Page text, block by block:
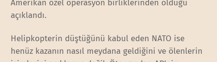
Amerikan özel operasyon birliklerinden olduğu
açıklandı.
Helipkopterin düştüğünü kabul eden NATO ise
henüz kazanın nasıl meydana geldiğini ve ölenlerin